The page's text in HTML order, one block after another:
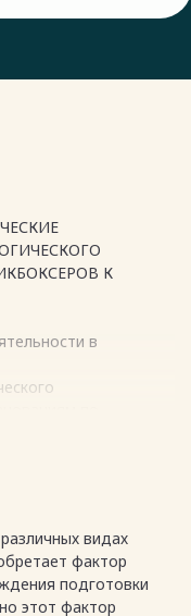
К
в
РАБОТА ПО
работы 32
видах
фактор
подготовки
этот фактор